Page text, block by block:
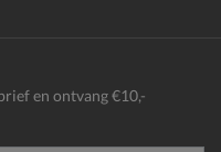
en ontvang €10,-